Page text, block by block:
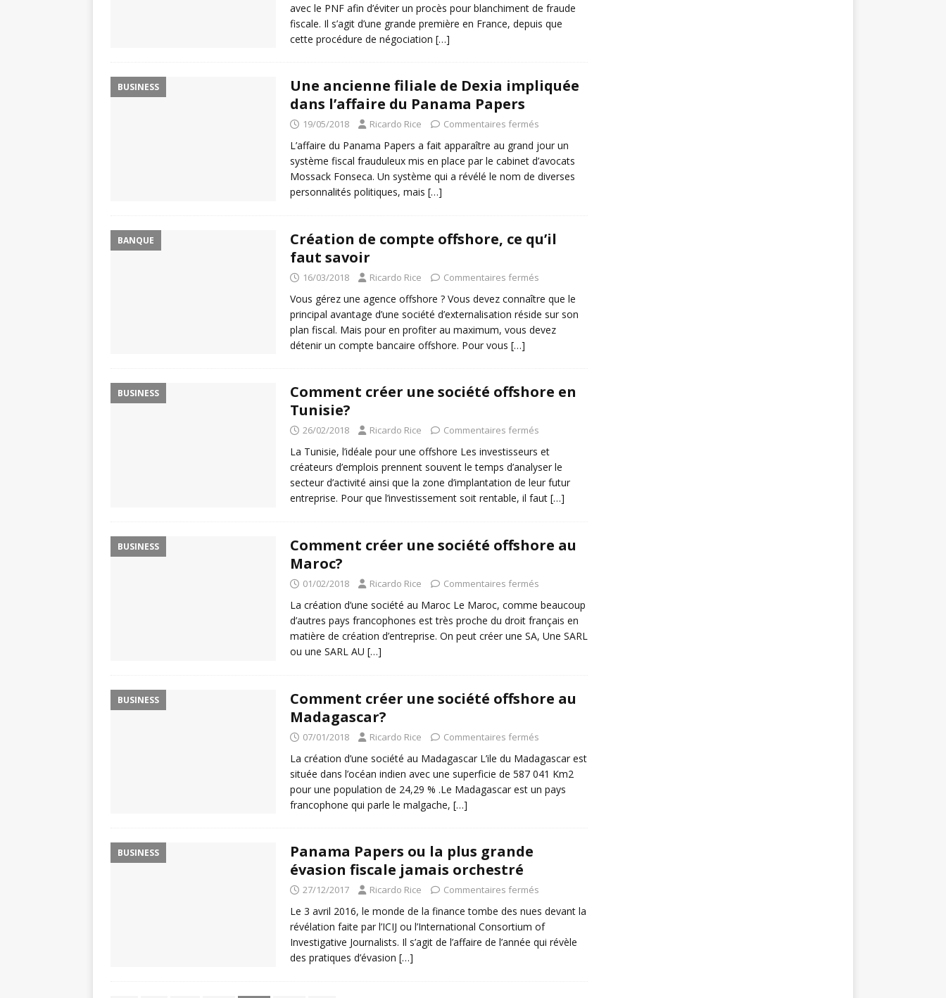
avec le PNF afin d’éviter un procès pour blanchiment de fraude
fiscale. Il s’agit d’une grande première en France, depuis que
cette procédure de négociation […]
BUSINESS
Une ancienne filiale de Dexia impliquée
dans l’affaire du Panama Papers
19/05/2018 Ricardo Rice Commentaires fermés
L’affaire du Panama Papers a fait apparaître au grand jour un
système fiscal frauduleux mis en place par le cabinet d’avocats
Mossack Fonseca. Un système qui a révélé le nom de diverses
personnalités politiques, mais […]
BANQUE
Création de compte offshore, ce qu’il
faut savoir
16/03/2018 Ricardo Rice Commentaires fermés
Vous gérez une agence offshore ? Vous devez connaître que le
principal avantage d’une société d’externalisation réside sur son
plan fiscal. Mais pour en profiter au maximum, vous devez
détenir un compte bancaire offshore. Pour vous […]
BUSINESS
Comment créer une société offshore en
Tunisie?
26/02/2018 Ricardo Rice Commentaires fermés
La Tunisie, l’idéale pour une offshore Les investisseurs et
créateurs d’emplois prennent souvent le temps d’analyser le
secteur d’activité ainsi que la zone d’implantation de leur futur
entreprise. Pour que l’investissement soit rentable, il faut […]
BUSINESS
Comment créer une société offshore au
Maroc?
01/02/2018 Ricardo Rice Commentaires fermés
La création d’une société au Maroc Le Maroc, comme beaucoup
d’autres pays francophones est très proche du droit français en
matière de création d’entreprise. On peut créer une SA, Une SARL
ou une SARL AU […]
BUSINESS
Comment créer une société offshore au
Madagascar?
07/01/2018 Ricardo Rice Commentaires fermés
La création d’une société au Madagascar L’ile du Madagascar est
située dans l’océan indien avec une superficie de 587 041 Km2
pour une population de 24,29 % .Le Madagascar est un pays
francophone qui parle le malgache, […]
BUSINESS
Panama Papers ou la plus grande
évasion fiscale jamais orchestré
27/12/2017 Ricardo Rice Commentaires fermés
Le 3 avril 2016, le monde de la finance tombe des nues devant la
révélation faite par l’ICIJ ou l’International Consortium of
Investigative Journalists. Il s’agit de l’affaire de l’année qui révèle
des pratiques d’évasion […]